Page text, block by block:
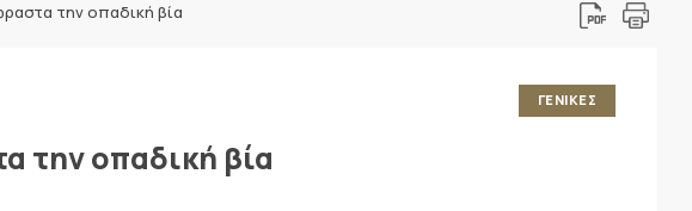
την οπαδική βία
ΓΕΝΙΚΕΣ
την οπαδική βία